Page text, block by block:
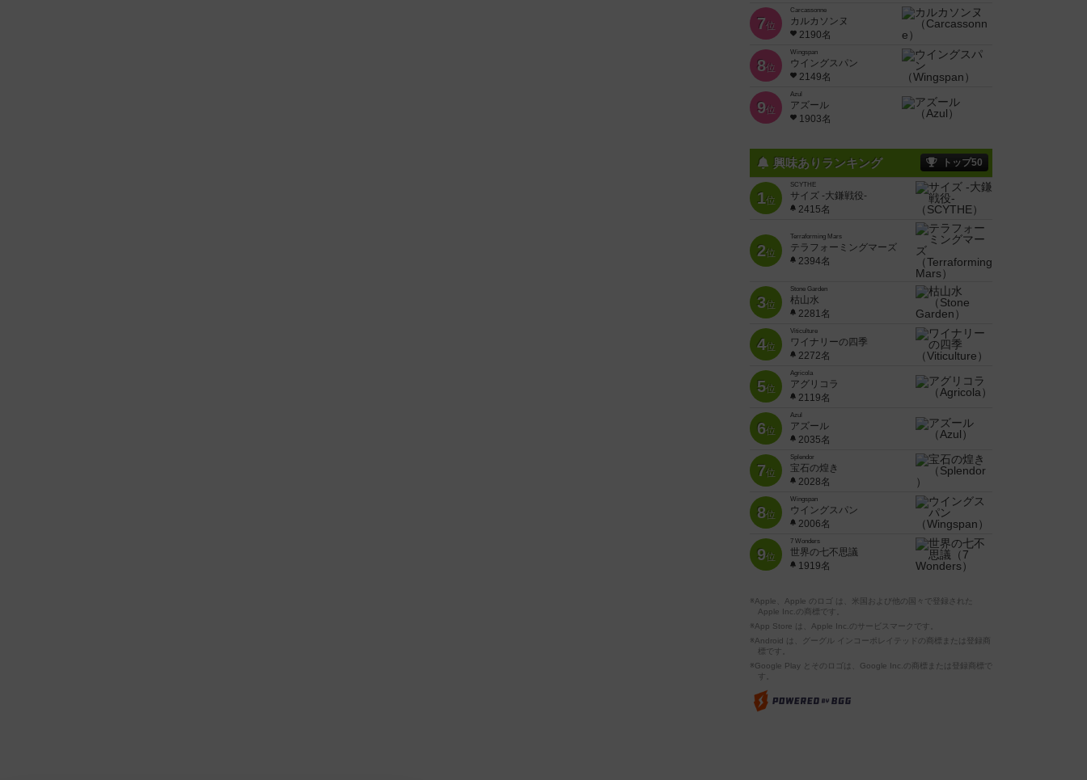
7位
Carcassonne
カルカソンヌ
2190名
8位
Wingspan
ウイングスパン
2149名
9位
Azul
アズール
1903名
興味ありランキング トップ50
1位
SCYTHE
サイズ -大鎌戦役-
2415名
2位
Terraforming Mars
テラフォーミングマーズ
2394名
3位
Stone Garden
枯山水
2281名
4位
Viticulture
ワイナリーの四季
2272名
5位
Agricola
アグリコラ
2119名
6位
Azul
アズール
2035名
7位
Splendor
宝石の煌き
2028名
8位
Wingspan
ウイングスパン
2006名
9位
7 Wonders
世界の七不思議
1919名
※Apple、Apple のロゴ は、米国および他の国々で登録された
Apple Inc.の商標です。
※App Store は、Apple Inc.のサービスマークです。
※Android は、グーグル インコーポレイテッドの商標または登録商
標です。
※Google Play とそのロゴは、Google Inc.の商標または登録商標で
す。